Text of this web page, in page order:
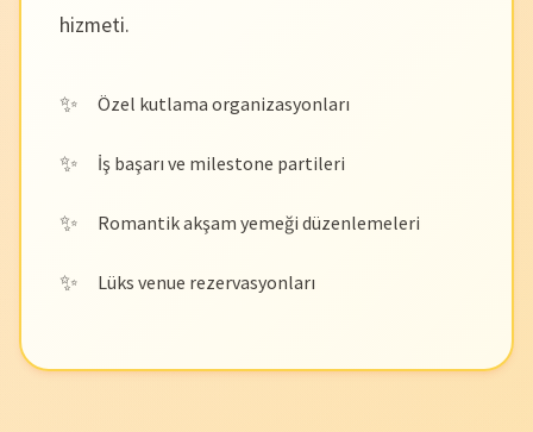
hizmeti.
Özel kutlama organizasyonları
İş başarı ve milestone partileri
Romantik akşam yemeği düzenlemeleri
Lüks venue rezervasyonları